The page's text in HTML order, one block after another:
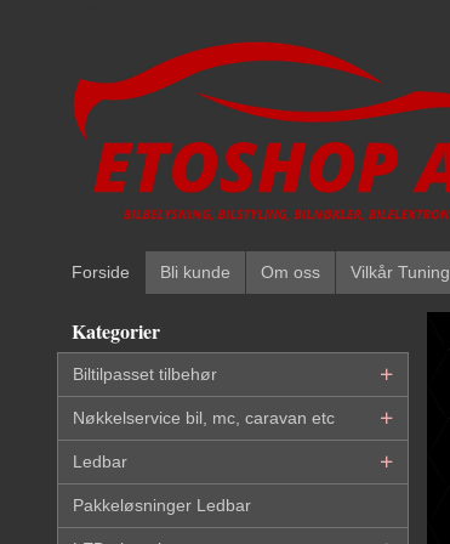
innholdet
Forside Bli kunde Om oss Vilkår Tuning
Kategorier
Biltilpasset tilbehør
Nøkkelservice bil, mc, caravan etc
Ledbar
Pakkeløsninger Ledbar